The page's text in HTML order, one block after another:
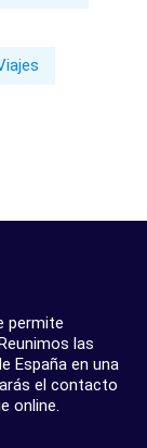
permite
las
España en una
el contacto
online.